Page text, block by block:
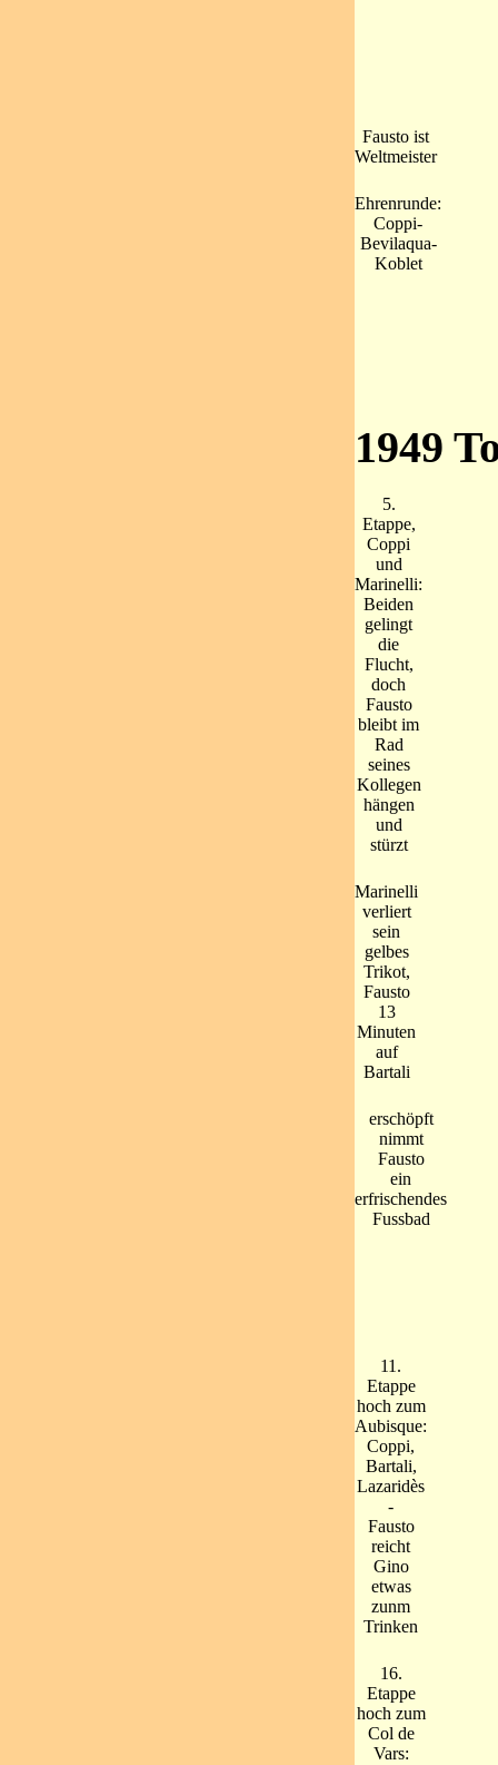
Fausto ist
Weltmeister
Ehrenrunde:
Coppi-
Bevilaqua-
Koblet
1949
5.
Etappe,
Coppi
und
Marinelli:
Beiden
gelingt
die
Flucht,
doch
Fausto
bleibt im
Rad
seines
Kollegen
hängen
und
stürzt
Marinelli
verliert
sein
gelbes
Trikot,
Fausto
13
Minuten
auf
Bartali
erschöpft
nimmt
Fausto
ein
erfrischendes
Fussbad
11.
Etappe
hoch zum
Aubisque:
Coppi,
Bartali,
Lazaridès
-
Fausto
reicht
Gino
etwas
zunm
Trinken
16.
Etappe
hoch zum
Col de
Vars: